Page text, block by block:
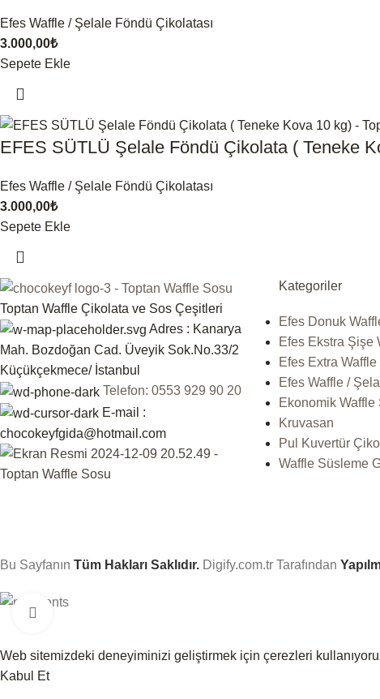
Efes Waffle / Şelale Föndü Çikolatası
3.000,00₺
Sepete Ekle
EFES SÜTLÜ Şelale Föndü Çikolata ( Teneke
Efes Waffle / Şelale Föndü Çikolatası
3.000,00₺
Sepete Ekle
Toptan Waffle Çikolata ve Sos Çeşitleri
Adres : Kanarya
Mah. Bozdoğan Cad. Üveyik Sok.No.33/2
Küçükçekmece/ İstanbul
Telefon: 0553 929 90 20
E-mail :
chocokeyfgida@hotmail.com
Kategoriler
Efes Donuk
Efes Ekstra Şişe
Efes Extra Waffle
Efes Waffle /
Ekonomik Waffle
Kruvasan
Pul Kuvertür
Waffle Süsleme
Bu Sayfanın Tüm Hakları Saklıdır. Digify.com.tr Tarafından
Web sitemizdeki deneyiminizi geliştirmek için çerezleri
Kabul Et